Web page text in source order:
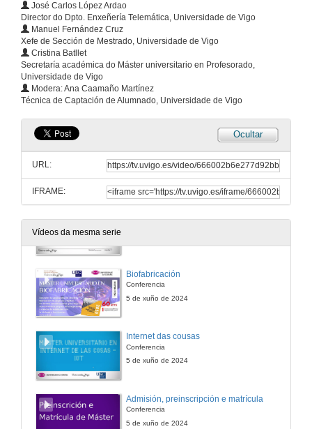
José Carlos López Ardao
Director do Dpto. Enxeñería Telemática, Universidade de Vigo
Manuel Fernández Cruz
Xefe de Sección de Mestrado, Universidade de Vigo
Cristina Batllet
Secretaría académica do Máster universitario en Profesorado,
Universidade de Vigo
Modera: Ana Caamaño Martínez
Técnica de Captación de Alumnado, Universidade de Vigo
Ocultar
URL:
IFRAME:
Vídeos da mesma serie
Biofabricación
Conferencia
5 de xuño de 2024
Internet das cousas
Conferencia
5 de xuño de 2024
Admisión, preinscripción e matrícula
Conferencia
5 de xuño de 2024